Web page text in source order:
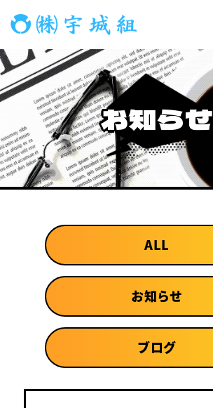
お知らせ
ALL
お知らせ
ブログ